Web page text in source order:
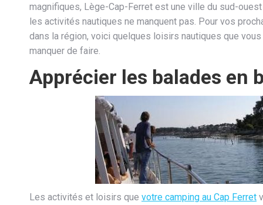
magnifiques, Lège-Cap-Ferret est une ville du sud-
les activités nautiques ne manquent pas. Pour vos
dans la région, voici quelques loisirs nautiques que
manquer de faire.
Apprécier les balades en
Les activités et loisirs que votre camping au Cap Ferret